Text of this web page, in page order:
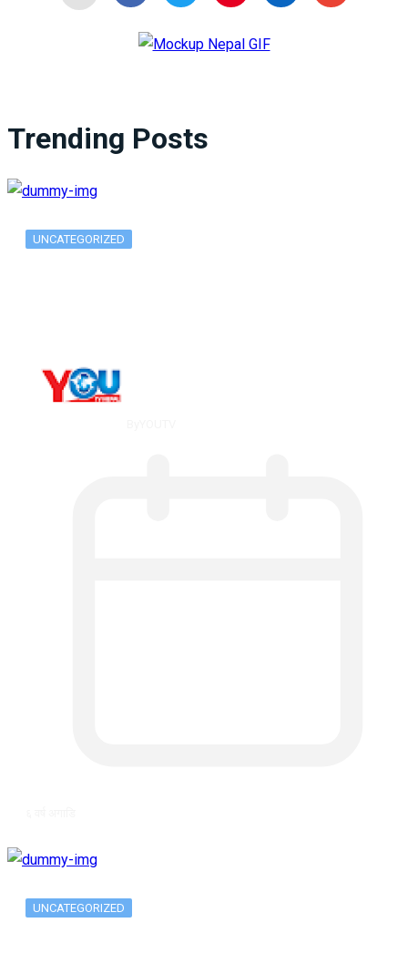
Trending Posts
UNCATEGORIZED
UNCATEGORIZED